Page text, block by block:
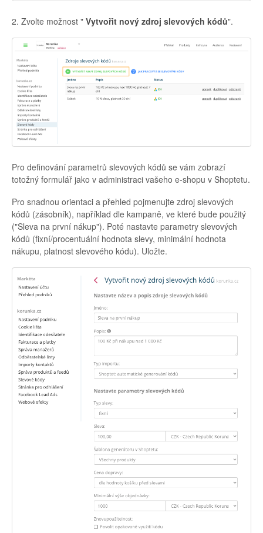
2. Zvolte možnost " Vytvořit nový zdroj slevových kódů".
Pro definování parametrů slevových kódů se vám zobrazí
totožný formulář jako v administraci vašeho e-shopu v Shoptetu.
Pro snadnou orientaci a přehled pojmenujte zdroj slevových
kódů (zásobník), například dle kampaně, ve které bude použitý
("Sleva na první nákup"). Poté nastavte parametry slevových
kódů (fixní/procentuální hodnota slevy, minimální hodnota
nákupu, platnost slevového kódu). Uložte.